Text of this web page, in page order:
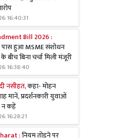
16:40:31
Bill 2026 :
हुआ MSME संशोधन
बिना चर्चा मिली मंजूरी
16:38:40
नसीहत,कहा- मोहन
मानें, प्रदर्शनकारी युवाओं
न कहें
16:28:21
:नियम तोड़ने पर